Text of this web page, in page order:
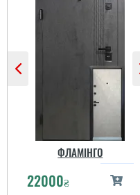
Дуже задоволений
послугами данної
вчасно, акуратно та
читати всі відгуки
ФЛАМІНГО
22000₴